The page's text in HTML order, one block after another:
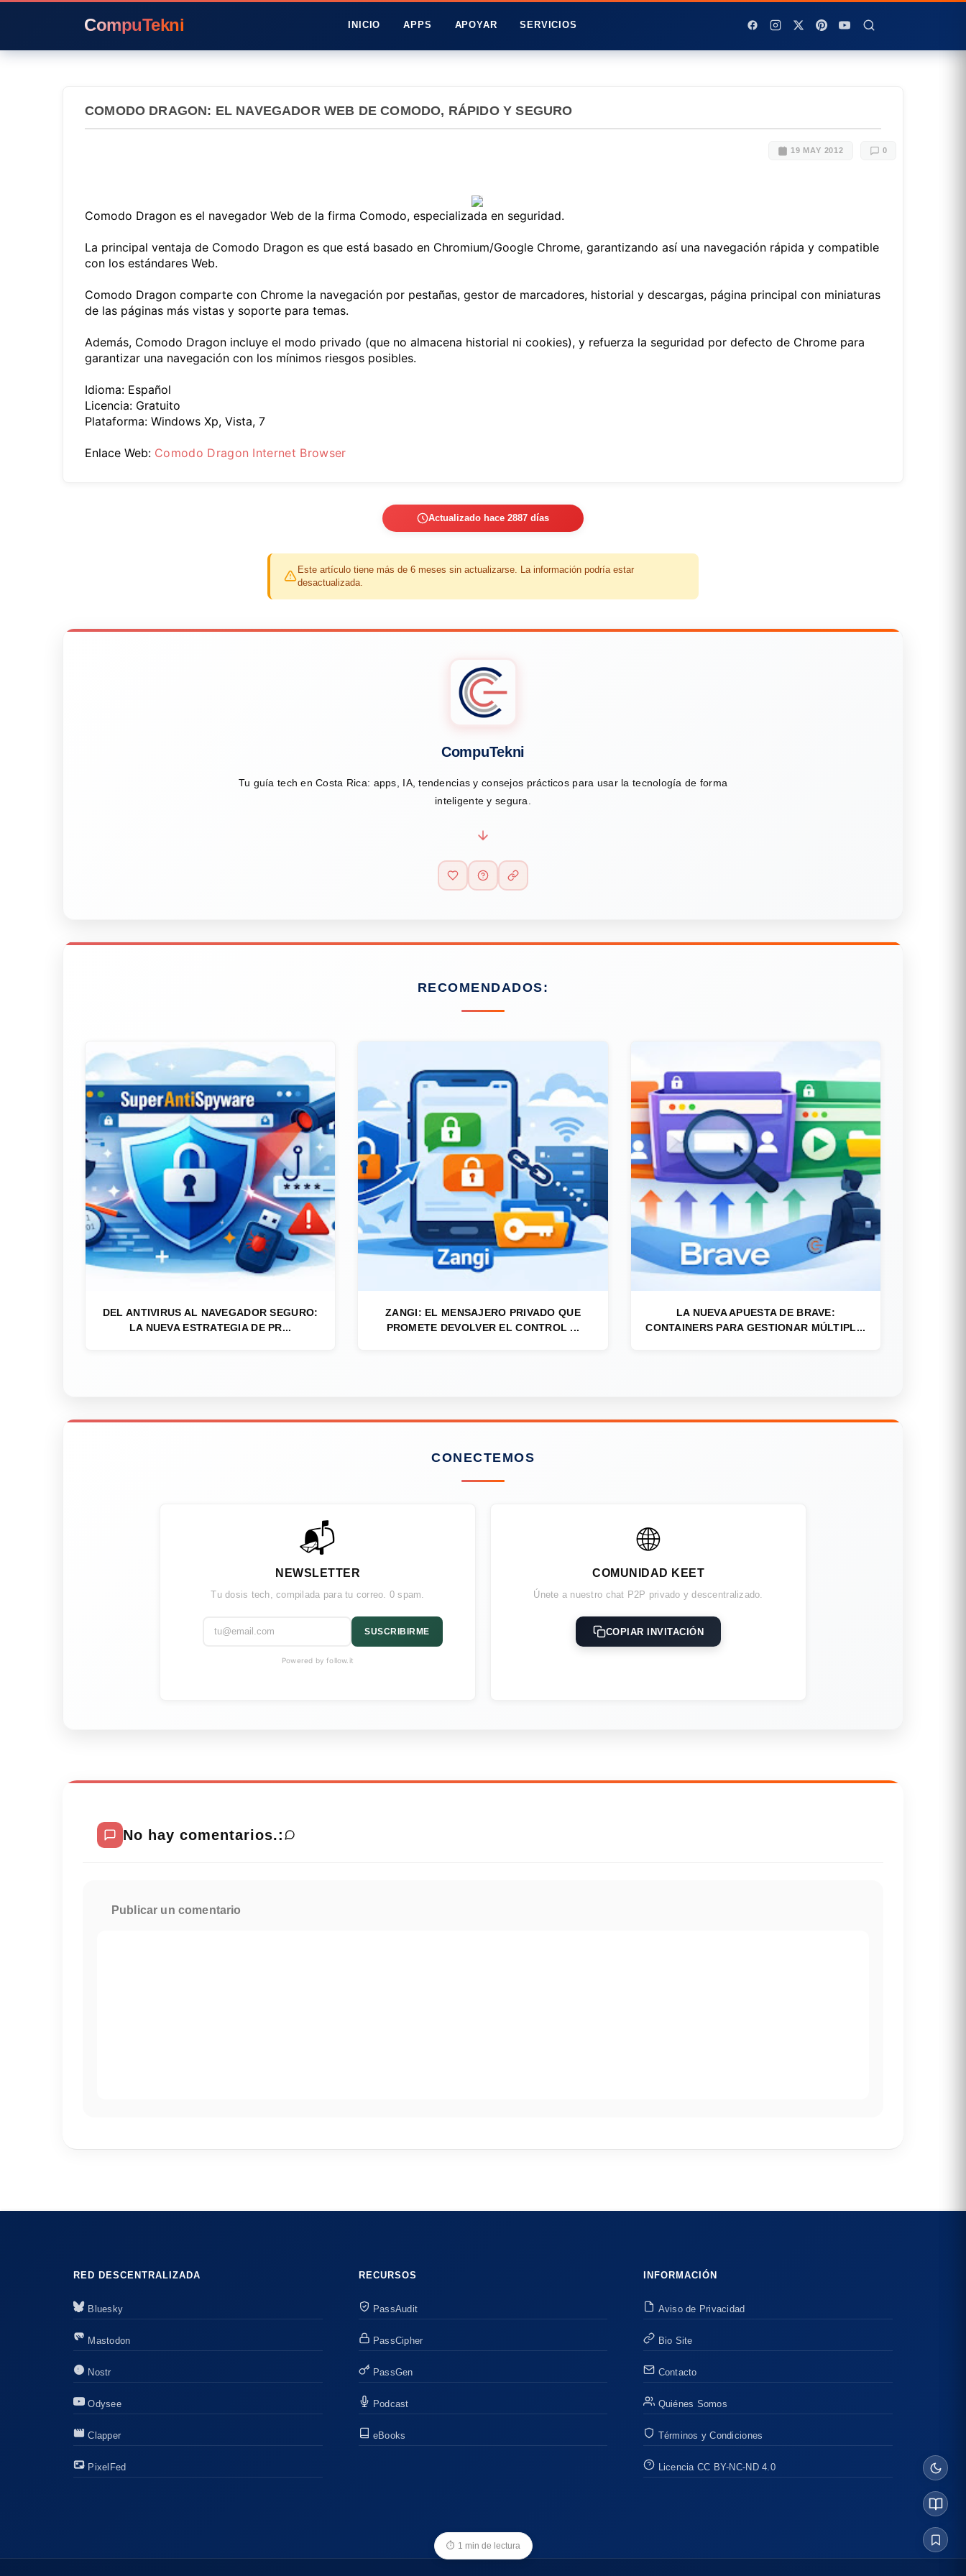
CompuTekni INICIO APPS APOYAR SERVICIOS
COMODO DRAGON: EL NAVEGADOR WEB DE COMODO, RÁPIDO Y SEGURO
19 MAY 2012 0
Comodo Dragon es el navegador Web de la firma Comodo, especializada en seguridad.
La principal ventaja de Comodo Dragon es que está basado en Chromium/Google Chrome, garantizando así una navegación rápida y compatible
con los estándares Web.
Comodo Dragon comparte con Chrome la navegación por pestañas, gestor de marcadores, historial y descargas, página principal con miniaturas
de las páginas más vistas y soporte para temas.
Además, Comodo Dragon incluye el modo privado (que no almacena historial ni cookies), y refuerza la seguridad por defecto de Chrome para
garantizar una navegación con los mínimos riesgos posibles.
Idioma: Español
Licencia: Gratuito
Plataforma: Windows Xp, Vista, 7
Enlace Web: Comodo Dragon Internet Browser
Actualizado hace 2887 días
Este artículo tiene más de 6 meses sin actualizarse. La información podría estar
desactualizada.
CompuTekni
Tu guía tech en Costa Rica: apps, IA, tendencias y consejos prácticos para usar la tecnología de forma
inteligente y segura.
RECOMENDADOS:
DEL ANTIVIRUS AL NAVEGADOR SEGURO:
LA NUEVA ESTRATEGIA DE PR...
ZANGI: EL MENSAJERO PRIVADO QUE
PROMETE DEVOLVER EL CONTROL ...
LA NUEVA APUESTA DE BRAVE:
CONTAINERS PARA GESTIONAR MÚLTIPL...
CONECTEMOS
📬
NEWSLETTER
Tu dosis tech, compilada para tu correo. 0 spam.
SUSCRIBIRME
Powered by follow.it
🌐
COMUNIDAD KEET
Únete a nuestro chat P2P privado y descentralizado.
COPIAR INVITACIÓN
No hay comentarios.:
Publicar un comentario
RED DESCENTRALIZADA
Bluesky
Mastodon
Nostr
Odysee
Clapper
PixelFed
RECURSOS
PassAudit
PassCipher
PassGen
Podcast
eBooks
INFORMACIÓN
Aviso de Privacidad
Bio Site
Contacto
Quiénes Somos
Términos y Condiciones
Licencia CC BY-NC-ND 4.0
⏱ 1 min de lectura